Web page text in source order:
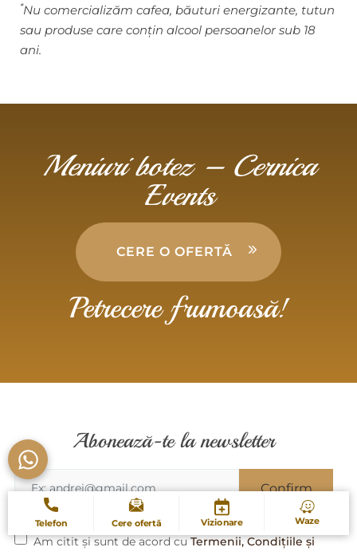
Telefon Cere ofertă Vizionare Waze
*Nu comercializăm cafea, băuturi energizante, tutun
sau produse care conțin alcool persoanelor sub 18
ani.
Meniuri botez – Cernica
Events
CERE O OFERTĂ
Petrecere frumoasă!
Abonează-te la newsletter
Am citit și sunt de acord cuTermenii, Condițiile și